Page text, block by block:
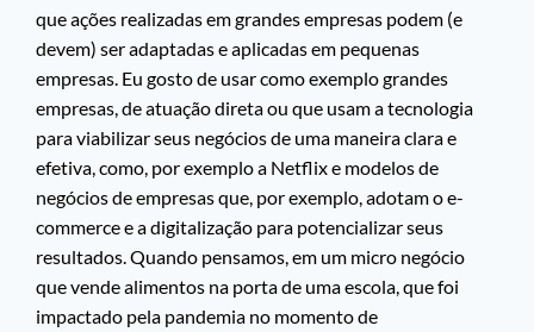
que ações realizadas em grandes empresas podem (e
devem) ser adaptadas e aplicadas em pequenas
empresas. Eu gosto de usar como exemplo grandes
empresas, de atuação direta ou que usam a tecnologia
para viabilizar seus negócios de uma maneira clara e
efetiva, como, por exemplo a Netflix e modelos de
negócios de empresas que, por exemplo, adotam o e-
commerce e a digitalização para potencializar seus
resultados. Quando pensamos, em um micro negócio
que vende alimentos na porta de uma escola, que foi
impactado pela pandemia no momento de